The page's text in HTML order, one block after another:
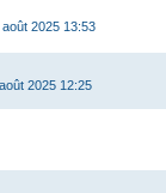
2025 13:53
2025 12:25